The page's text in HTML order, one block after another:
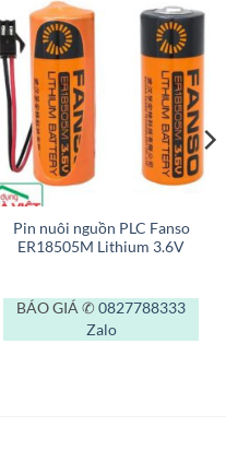
Pin nuôi nguồn PLC Fanso
ER18505M Lithium 3.6V
BÁO GIÁ ✆ 0827788333
Zalo